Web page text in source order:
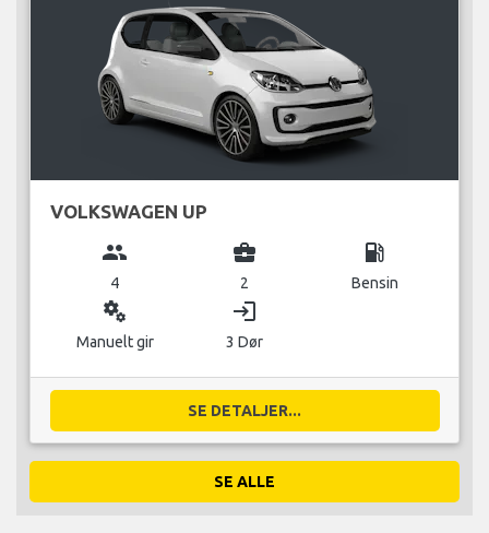
VOLKSWAGEN UP
group
4
business_center
2
local_gas_station
Bensin
miscellaneous_services
Manuelt gir
login
3 Dør
SE DETALJER...
SE ALLE